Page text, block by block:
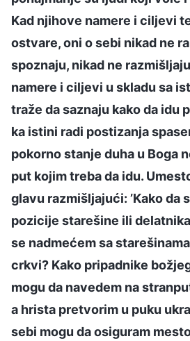
Kad njihove namere i ciljevi
ostvare, oni o sebi nikad ne
spoznaju, nikad ne
namere i ciljevi u skladu sa
traže da saznaju kako da idu
ka istini radi postizanja
pokorno stanje duha u Boga
put kojim treba da idu.
glavu razmišljajući: ’Kako da
pozicije starešine ili
se nadmećem sa
crkvi? Kako pripadnike
mogu da navedem na
a hrista pretvorim u puku
sebi mogu da osiguram